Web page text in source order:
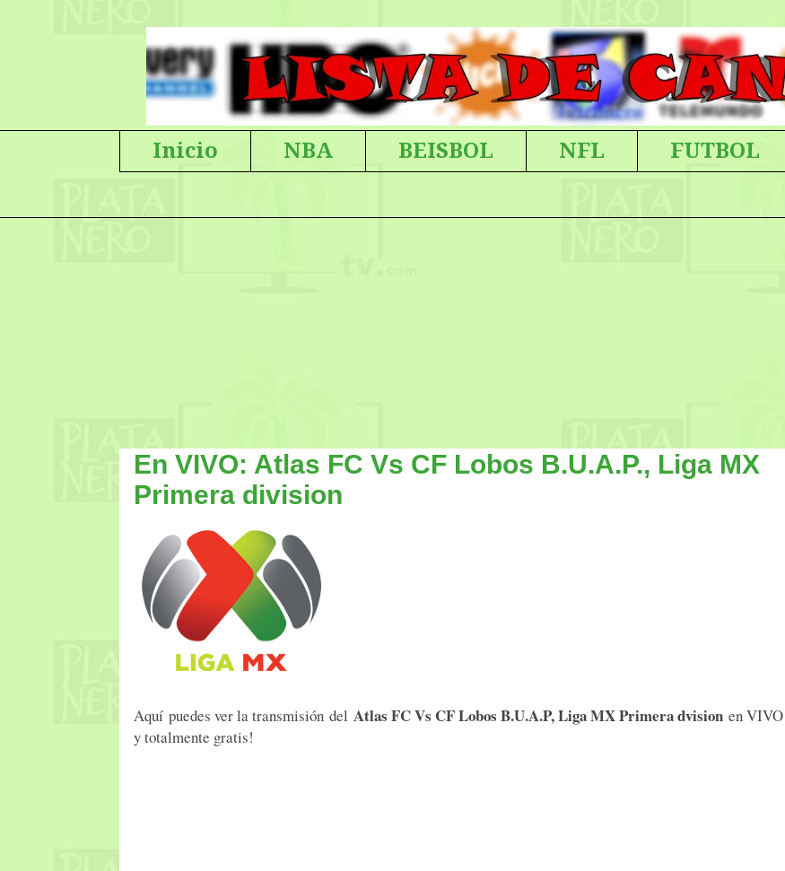
Inicio NBA BEISBOL NFL FUTBOL
En VIVO: Atlas FC Vs CF Lobos B.U.A.P., Liga MX
Primera division
Aquí puedes ver la transmisión del Atlas FC Vs CF Lobos B.U.A.P, Liga MX Primera dvision en VIVO
y totalmente gratis!